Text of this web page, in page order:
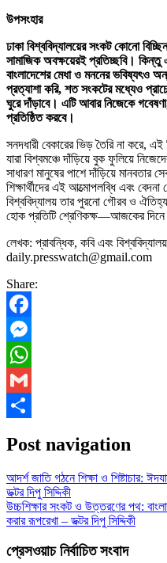
উপসংহার
ঢাকা বিশ্ববিদ্যালয়ের সংকট কোনো
সামাজিক অবক্ষয়েরই প্রতিচ্ছবি। কিন্তু
বাংলাদেশের মেধা ও মননের ভবিষ্যৎও
প্রত্যাশা করি, শত সংকটের মধ্যেও
ঘুরে দাঁড়াবে। এটি আবার নিজেকে
প্রতিষ্ঠিত করবে।
সনদধারী বেকারের ভিড় তৈরি না করে, এই
যারা বিশ্বমঞ্চে দাঁড়িয়ে বুক ফুলিয়ে
সাধারণ মানুষের পাশে দাঁড়িয়ে মানবতার
শিক্ষার্থীদের এই আত্মোপলব্ধি এবং
বিশ্ববিদ্যালয় তার পুরনো গৌরব ও
হোক প্রতিটি শ্রেণিকক্ষ—আজকের দিনে
লেখক: প্রাবন্ধিক, কবি এবং
daily.presswatch@gmail.com
Share:
Facebook
Messenger
WhatsApp
Gmail
Post navigation
আদর্শ জাতি গঠনে শিক্ষা ও শিষ্টাচার:
ডক্টর দিপু সিদ্দিকী
উচ্চশিক্ষার সংকট ও উত্তরণের পথ:
করার রূপরেখা – ডক্টর দিপু সিদ্দিকী
প্রেসওয়াচ নির্বাচিত সংবাদ